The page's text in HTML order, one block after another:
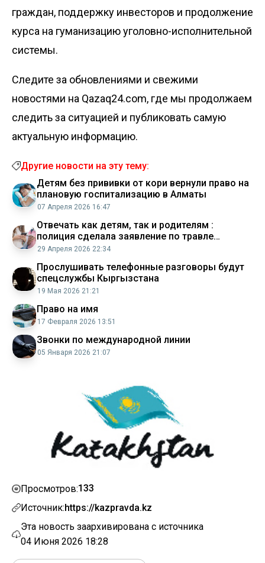
граждан, поддержку инвесторов и продолжение
курса на гуманизацию уголовно-исполнительной
системы.
Следите за обновлениями и свежими
новостями на Qazaq24.com, где мы продолжаем
следить за ситуацией и публиковать самую
актуальную информацию.
Другие новости на эту тему:
Детям без прививки от кори вернули право на
плановую госпитализацию в Алматы
07 Апреля 2026 16:47
Отвечать как детям, так и родителям :
полиция сделала заявление по травле
казахстанских педагогов
29 Апреля 2026 22:34
Прослушивать телефонные разговоры будут
спецслужбы Кыргызстана
19 Мая 2026 21:21
Право на имя
17 Февраля 2026 13:51
Звонки по международной линии
05 Января 2026 21:07
Просмотров:133
Источник:https://kazpravda.kz
Эта новость заархивирована с источника
04 Июня 2026 18:28